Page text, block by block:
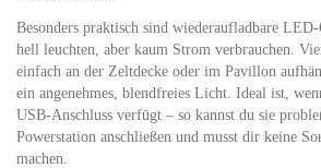
Besonders praktisch sind wiederaufladbare
hell leuchten, aber kaum Strom verbrauchen.
einfach an der Zeltdecke oder im Pavillon
ein angenehmes, blendfreies Licht. Ideal ist,
USB-Anschluss verfügt – so kannst du sie
Powerstation anschließen und musst dir keine
machen.